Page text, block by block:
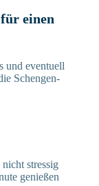
einen
und eventuell
Schengen-
stressig
genießen